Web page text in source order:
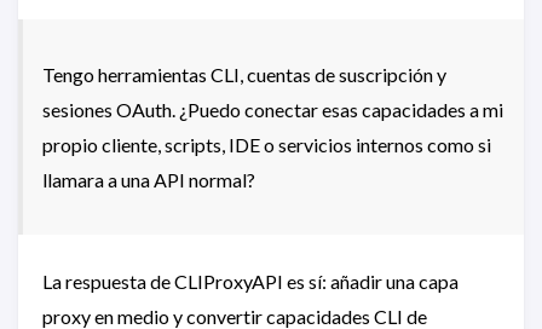
Tengo herramientas CLI, cuentas de suscripción y
sesiones OAuth. ¿Puedo conectar esas capacidades a mi
propio cliente, scripts, IDE o servicios internos como si
llamara a una API normal?
La respuesta de CLIProxyAPI es sí: añadir una capa
proxy en medio y convertir capacidades CLI de